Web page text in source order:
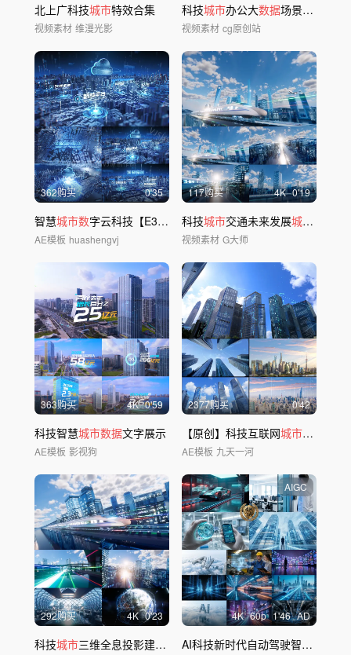
北上广科技城市特效合集
视频素材 维漫光影
科技城市办公大数据场景-视频素材
视频素材 cg原创站
362购买 0'35
智慧城市数字云科技【E3D版】
AE模板 huashengvj
117购买 4K 0'19
科技城市交通未来发展城市
视频素材 G大师
363购买 4K 0'59
科技智慧城市数据文字展示
AE模板 影视狗
2377购买 0'42
【原创】科技互联网城市-特效模板
AE模板 九天一河
292购买 4K 0'23
科技城市三维全息投影建筑穿梭片头
AIGC
4K 60p 1'46 AD
AI科技新时代自动驾驶智慧